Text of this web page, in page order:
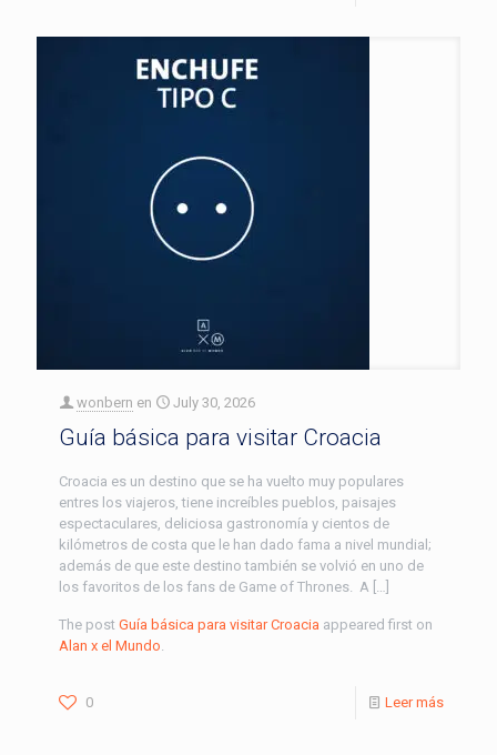
wonbern en July 30, 2026
Guía básica para visitar Croacia
Croacia es un destino que se ha vuelto muy populares
entres los viajeros, tiene increíbles pueblos, paisajes
espectaculares, deliciosa gastronomía y cientos de
kilómetros de costa que le han dado fama a nivel mundial;
además de que este destino también se volvió en uno de
los favoritos de los fans de Game of Thrones. A […]
The post Guía básica para visitar Croacia appeared first on
Alan x el Mundo.
0 Leer más